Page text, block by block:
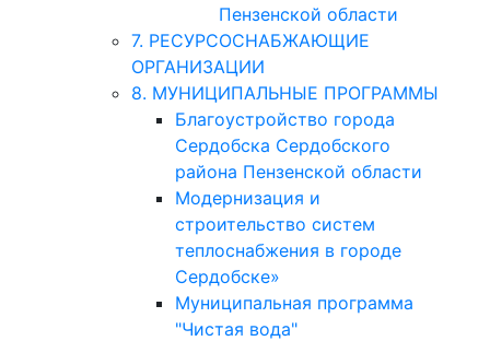
Пензенской области
7. РЕСУРСОСНАБЖАЮЩИЕ
ОРГАНИЗАЦИИ
8. МУНИЦИПАЛЬНЫЕ ПРОГРАММЫ
Благоустройство города
Сердобска Сердобского
района Пензенской области
Модернизация и
строительство систем
теплоснабжения в городе
Сердобске»
Муниципальная программа
"Чистая вода"